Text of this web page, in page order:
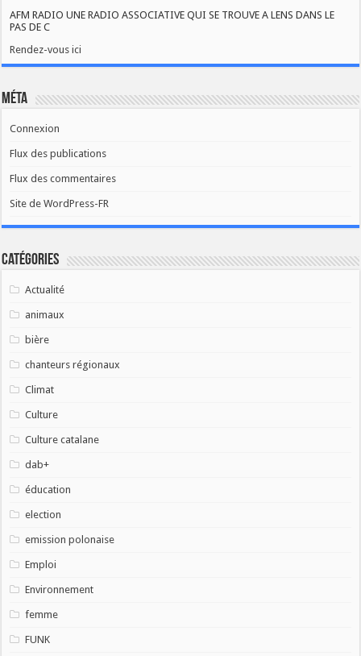
AFM RADIO UNE RADIO ASSOCIATIVE QUI SE TROUVE A LENS DANS LE
PAS DE C
Rendez-vous ici
Méta
Connexion
Flux des publications
Flux des commentaires
Site de WordPress-FR
Catégories
Actualité
animaux
bière
chanteurs régionaux
Climat
Culture
Culture catalane
dab+
éducation
election
emission polonaise
Emploi
Environnement
femme
FUNK